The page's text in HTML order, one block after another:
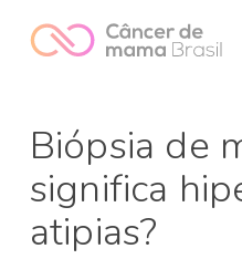
Biópsia de
significa
atipias?